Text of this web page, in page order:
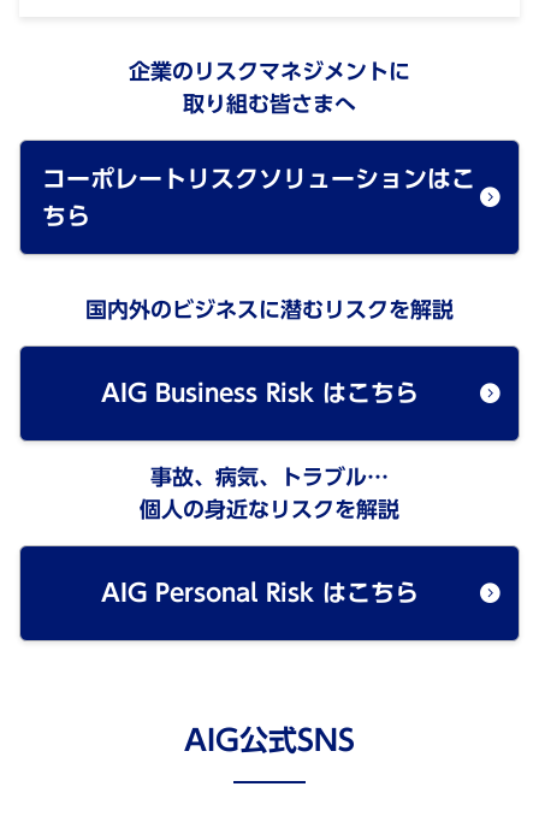
企業のリスクマネジメントに
取り組む皆さまへ
コーポレートリスクソリューションはこ
ちら
国内外のビジネスに潜むリスクを解説
AIG Business Risk はこちら
事故、病気、トラブル…
個人の身近なリスクを解説
AIG Personal Risk はこちら
AIG公式SNS